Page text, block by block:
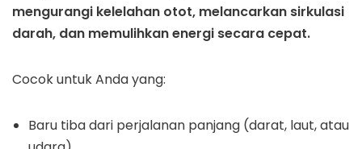
mengurangi kelelahan otot, melancarkan sirkulasi
darah, dan memulihkan energi secara cepat.
Cocok untuk Anda yang:
Baru tiba dari perjalanan panjang (darat, laut, atau